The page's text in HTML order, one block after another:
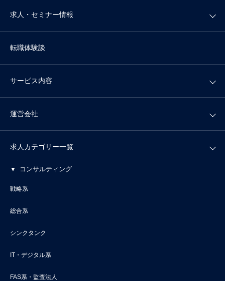
求人・セミナー情報
転職体験談
サービス内容
運営会社
求人カテゴリー一覧
コンサルティング
戦略系
総合系
シンクタンク
IT・デジタル系
FAS系・監査法人